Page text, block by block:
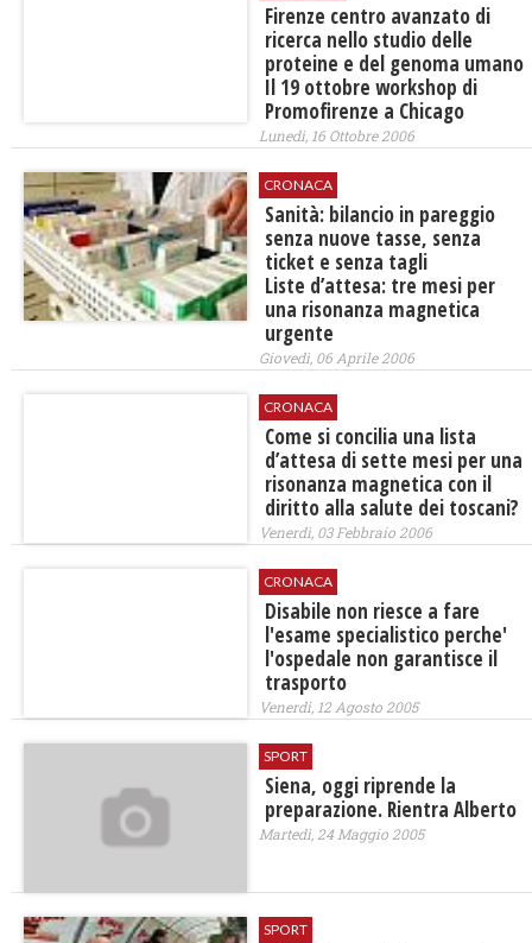
Firenze centro avanzato di
ricerca nello studio delle
proteine e del genoma umano
Il 19 ottobre workshop di
Promofirenze a Chicago
Lunedì, 16 Ottobre 2006
CRONACA
Sanità: bilancio in pareggio
senza nuove tasse, senza
ticket e senza tagli
Liste d’attesa: tre mesi per
una risonanza magnetica
urgente
Giovedì, 06 Aprile 2006
CRONACA
Come si concilia una lista
d’attesa di sette mesi per una
risonanza magnetica con il
diritto alla salute dei toscani?
Venerdì, 03 Febbraio 2006
CRONACA
Disabile non riesce a fare
l'esame specialistico perche'
l'ospedale non garantisce il
trasporto
Venerdì, 12 Agosto 2005
SPORT
Siena, oggi riprende la
preparazione. Rientra Alberto
Martedì, 24 Maggio 2005
SPORT